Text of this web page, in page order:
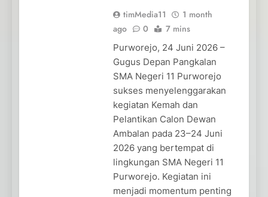
timMedia11
1 month
ago
0 7 mins
Purworejo, 24 Juni 2026 –
Gugus Depan Pangkalan
SMA Negeri 11 Purworejo
sukses menyelenggarakan
kegiatan Kemah dan
Pelantikan Calon Dewan
Ambalan pada 23–24 Juni
2026 yang bertempat di
lingkungan SMA Negeri 11
Purworejo. Kegiatan ini
menjadi momentum penting